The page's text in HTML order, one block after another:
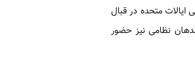
ایالات متحده در قبال
نظامی نیز حضور